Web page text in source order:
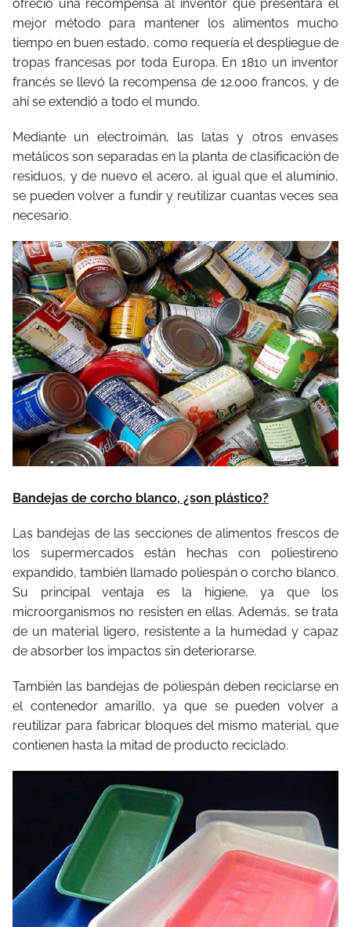
ofreció una recompensa al inventor que presentara el
mejor método para mantener los alimentos mucho
tiempo en buen estado, como requería el despliegue de
tropas francesas por toda Europa. En 1810 un inventor
francés se llevó la recompensa de 12.000 francos, y de
ahí se extendió a todo el mundo.
Mediante un electroimán, las latas y otros envases
metálicos son separadas en la planta de clasificación de
residuos, y de nuevo el acero, al igual que el aluminio,
se pueden volver a fundir y reutilizar cuantas veces sea
necesario.
Bandejas de corcho blanco, ¿son plástico?
Las bandejas de las secciones de alimentos frescos de
los supermercados están hechas con poliestireno
expandido, también llamado poliespán o corcho blanco.
Su principal ventaja es la higiene, ya que los
microorganismos no resisten en ellas. Además, se trata
de un material ligero, resistente a la humedad y capaz
de absorber los impactos sin deteriorarse.
También las bandejas de poliespán deben reciclarse en
el contenedor amarillo, ya que se pueden volver a
reutilizar para fabricar bloques del mismo material, que
contienen hasta la mitad de producto reciclado.